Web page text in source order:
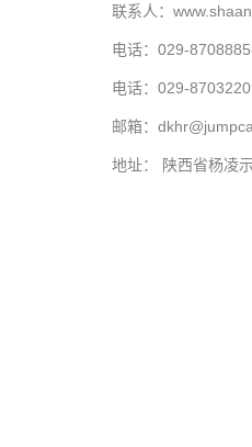
联系人：
电话：029-
电话：029-
邮箱：
地址： 陕西省杨凌